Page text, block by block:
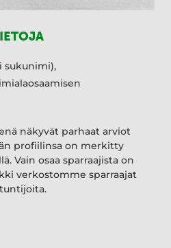
sukunimi),
näkyvät parhaat arviot
profiilinsa on merkitty
Vain osaa sparraajista on
verkostomme sparraajat